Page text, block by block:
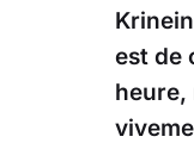
est de
heure,